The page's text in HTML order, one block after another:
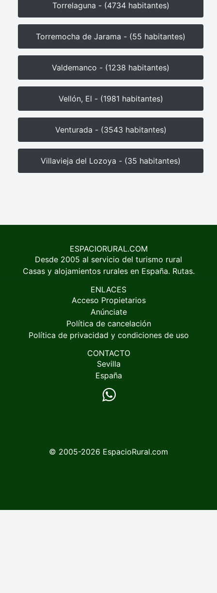
Torrelaguna - (4734 habitantes)
Torremocha de Jarama - (55 habitantes)
Valdemanco - (1238 habitantes)
Vellón, El - (1981 habitantes)
Venturada - (3543 habitantes)
Villavieja del Lozoya - (35 habitantes)
ESPACIORURAL.COM
Desde 2005 al servicio del turismo rural
Casas y alojamientos rurales en España. Rutas.
ENLACES
Acceso Propietarios
Anúnciate
Política de cancelación
Política de privacidad y condiciones de uso
CONTACTO
Sevilla
España
© 2005-2026 EspacioRural.com